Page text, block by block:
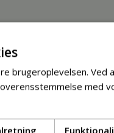
brugeroplevelsen. Ved
med